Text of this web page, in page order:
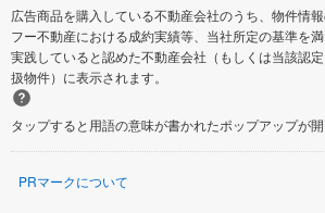
広告商品を購入している不動産会社のうち、物件情
フー不動産における成約実績等、当社所定の基準を
実践していると認めた不動産会社（もしくは当該認
扱物件）に表示されます。
タップすると用語の意味が書かれたポップアップが開
PRマークについて